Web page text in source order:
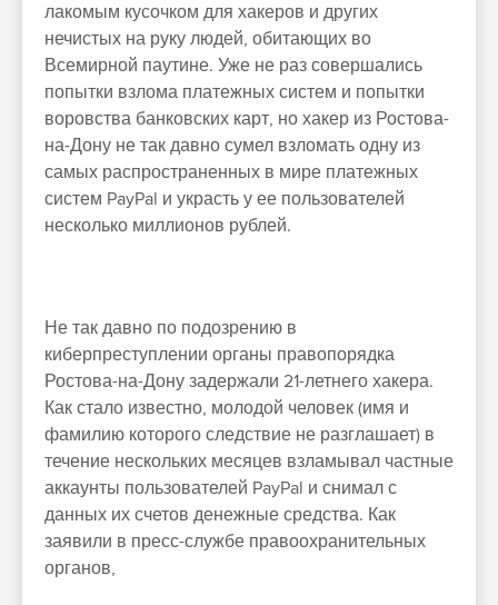
лакомым кусочком для хакеров и других
нечистых на руку людей, обитающих во
Всемирной паутине. Уже не раз совершались
попытки взлома платежных систем и попытки
воровства банковских карт, но хакер из Ростова-
на-Дону не так давно сумел взломать одну из
самых распространенных в мире платежных
систем PayPal и украсть у ее пользователей
несколько миллионов рублей.
Не так давно по подозрению в
киберпреступлении органы правопорядка
Ростова-на-Дону задержали 21-летнего хакера.
Как стало известно, молодой человек (имя и
фамилию которого следствие не разглашает) в
течение нескольких месяцев взламывал частные
аккаунты пользователей PayPal и снимал с
данных их счетов денежные средства. Как
заявили в пресс-службе правоохранительных
органов,